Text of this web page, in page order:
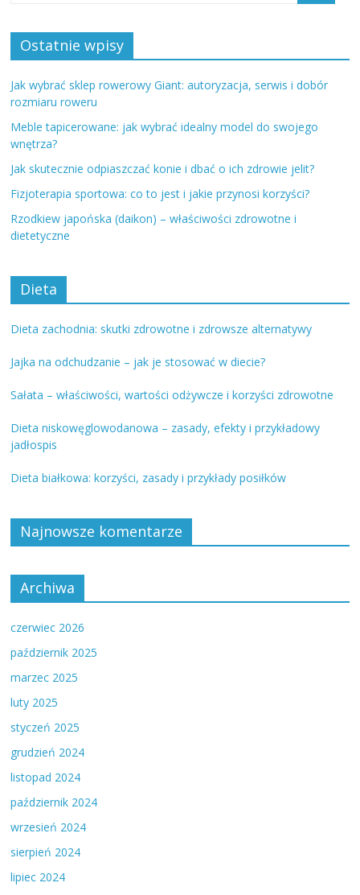
Ostatnie wpisy
Jak wybrać sklep rowerowy Giant: autoryzacja, serwis i dobór
rozmiaru roweru
Meble tapicerowane: jak wybrać idealny model do swojego
wnętrza?
Jak skutecznie odpiaszczać konie i dbać o ich zdrowie jelit?
Fizjoterapia sportowa: co to jest i jakie przynosi korzyści?
Rzodkiew japońska (daikon) – właściwości zdrowotne i
dietetyczne
Dieta
Dieta zachodnia: skutki zdrowotne i zdrowsze alternatywy
Jajka na odchudzanie – jak je stosować w diecie?
Sałata – właściwości, wartości odżywcze i korzyści zdrowotne
Dieta niskowęglowodanowa – zasady, efekty i przykładowy
jadłospis
Dieta białkowa: korzyści, zasady i przykłady posiłków
Najnowsze komentarze
Archiwa
czerwiec 2026
październik 2025
marzec 2025
luty 2025
styczeń 2025
grudzień 2024
listopad 2024
październik 2024
wrzesień 2024
sierpień 2024
lipiec 2024